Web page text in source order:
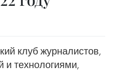
клуб журналистов,
и технологиями,